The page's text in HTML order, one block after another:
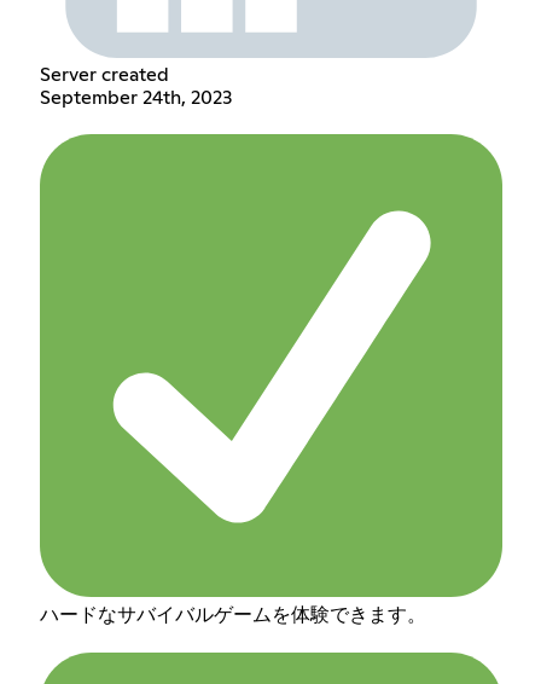
Server created
September 24th, 2023
ハードなサバイバルゲームを体験できます。